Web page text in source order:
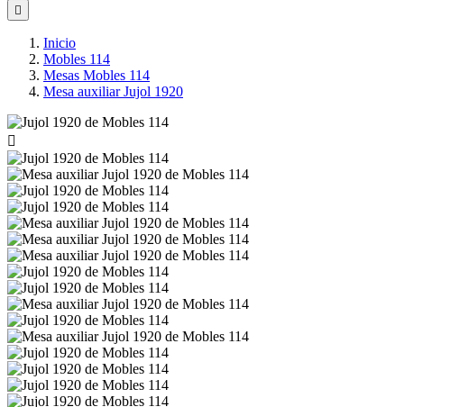

Inicio
Mobles 114
Mesas Mobles 114
Mesa auxiliar Jujol 1920
